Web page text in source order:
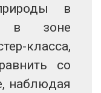
в
в зоне
класса,
со
наблюдая